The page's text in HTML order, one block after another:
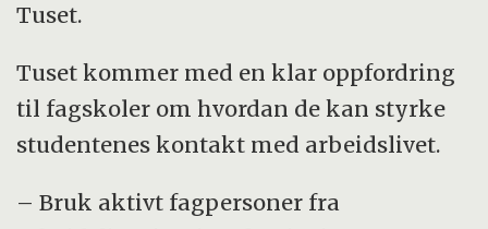
Tuset.
Tuset kommer med en klar oppfordring
til fagskoler om hvordan de kan styrke
studentenes kontakt med arbeidslivet.
– Bruk aktivt fagpersoner fra